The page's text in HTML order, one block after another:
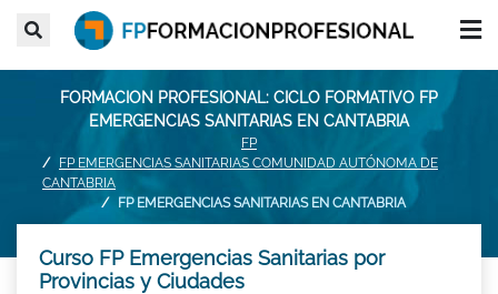
FORMACION PROFESIONAL: CICLO FORMATIVO FP
EMERGENCIAS SANITARIAS EN CANTABRIA
FP
FP EMERGENCIAS SANITARIAS COMUNIDAD AUTÓNOMA DE
CANTABRIA
FP EMERGENCIAS SANITARIAS EN CANTABRIA
Curso FP Emergencias Sanitarias por
Provincias y Ciudades